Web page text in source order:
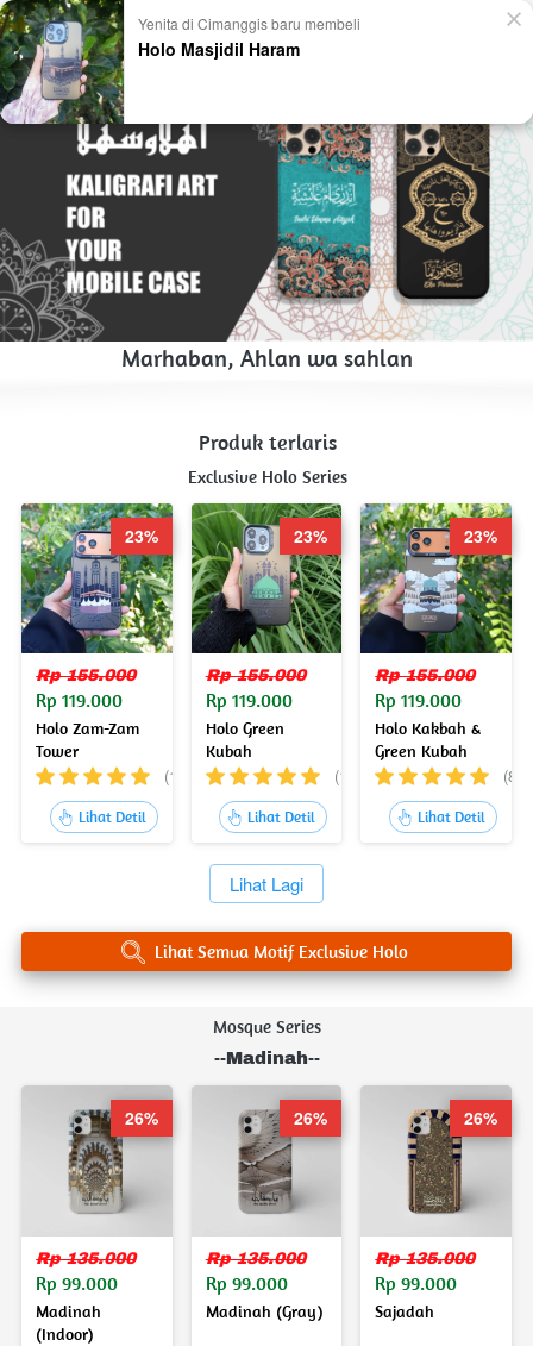
Marhaban, Ahlan wa sahlan
Produk terlaris
Exclusive Holo Series
Rp 155.000
Rp 119.000
Holo Zam-Zam
Tower
(15)
` Lihat Detil
23%
Rp 155.000
Rp 119.000
Holo Green
Kubah
(150)
` Lihat Detil
23%
Rp 155.000
Rp 119.000
Holo Kakbah &
Green Kubah
(8)
` Lihat Detil
23%
`Lihat Lagi
` Lihat Semua Motif Exclusive Holo
Mosque Series
--Madinah--
Rp 135.000
Rp 99.000
Madinah
(Indoor)
26%
Rp 135.000
Rp 99.000
Madinah (Gray)
26%
Rp 135.000
Rp 99.000
Sajadah
26%
Yenita di Cimanggis baru membeli
Holo Masjidil Haram